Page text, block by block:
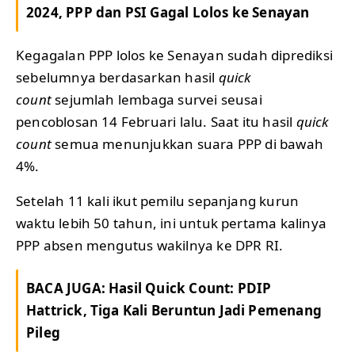
2024, PPP dan PSI Gagal Lolos ke Senayan
Kegagalan PPP lolos ke Senayan sudah diprediksi
sebelumnya berdasarkan hasil quick
countsejumlah lembaga survei seusai
pencoblosan 14 Februari lalu. Saat itu hasil quick
countsemua menunjukkan suara PPP di bawah
4%.
Setelah 11 kali ikut pemilu sepanjang kurun
waktu lebih 50 tahun, ini untuk pertama kalinya
PPP absen mengutus wakilnya ke DPR RI.
BACA JUGA: Hasil Quick Count: PDIP
Hattrick, Tiga Kali Beruntun Jadi Pemenang
Pileg